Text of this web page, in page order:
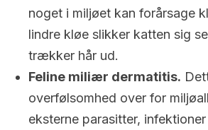
noget i miljøet kan forårsage
lindre kløe slikker katten sig
trækker hår ud.
Feline miliær dermatitis.
overfølsomhed over for
eksterne parasitter,